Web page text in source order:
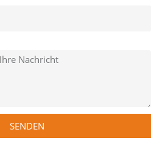
SENDEN